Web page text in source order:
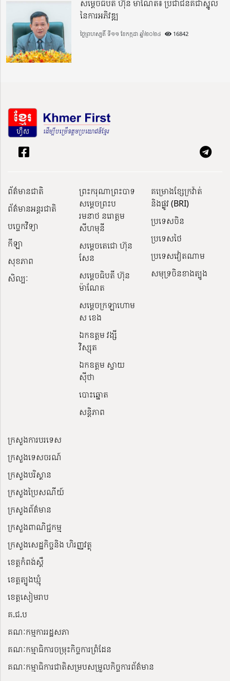
សម្តេចធិបតី ហ៊ុន ម៉ាណែត៖ ប្រជាជនគឺជាស្នូល
នៃការអភិវឌ្ឍ
ថ្ងៃព្រហស្បតិ៍ ទី១១ ខែកក្កដា ឆ្នាំ២០២៤ 16842
ព័ត៌មានជាតិ
ព័ត៌មានអន្តរជាតិ
បច្ចេកវិទ្យា
កីឡា
សុខភាព
សិល្បៈ
ព្រះករុណាព្រះបាទ
សម្តេចព្រះប
រមនាថ នរោត្តម
សីហមុនី
សម្តេចតេជោ ហ៊ុន
សែន
សម្ដេចធិបតី ហ៊ុន
ម៉ាណែត
សម្ដេចក្រឡាហោម
ស ខេង
ឯកឧត្តម វង្សី
វិស្សុត
ឯកឧត្តម ស្វាយ
ស៊ីថា
បោះឆ្នោត
សន្តិភាព
គម្រោងខ្សែក្រវ៉ាត់
និងផ្លូវ (BRI)
ប្រទេសចិន
ប្រទេសថៃ
ប្រទេសវៀតណាម
សមុទ្រចិនខាងត្បូង
ក្រសួងការបរទេស
ក្រសួងទេសចរណ៍
ក្រសួងបរិស្ថាន
ក្រសួងប្រៃសណីយ៍
ក្រសួងព័ត៌មាន
ក្រសួងពាណិជ្ជកម្ម
ក្រសួងសេដ្ឋកិច្ចនិង ហិរញ្ញវត្ថុ
ខេត្តកំពង់ស្ពឺ
ខេត្តត្បូងឃ្មុំ
ខេត្តសៀមរាប
គ.ជ.ប
គណៈកម្មការរដ្ឋសភា
គណៈកម្មាធិការចម្រុះកិច្ចការព្រំដែន
គណៈកម្មាធិការជាតិសម្របសម្រួលកិច្ចការព័ត៌មាន